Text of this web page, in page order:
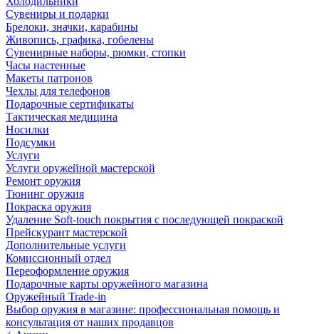
Сувениры и подарки
Брелоки, значки, карабины
Живопись, графика, гобелены
Сувенирные наборы, рюмки, стопки
Часы настенные
Макеты патронов
Чехлы для телефонов
Подарочные сертификаты
Тактическая медицина
Носилки
Подсумки
Услуги
Услуги оружейной мастерской
Ремонт оружия
Тюнинг оружия
Покраска оружия
Удаление Soft-touch покрытия с последующей покраской
Прейскурант мастерской
Дополнительные услуги
Комиссионный отдел
Переоформление оружия
Подарочные карты оружейного магазина
Оружейный Trade-in
Выбор оружия в магазине: профессиональная помощь и
консультация от наших продавцов